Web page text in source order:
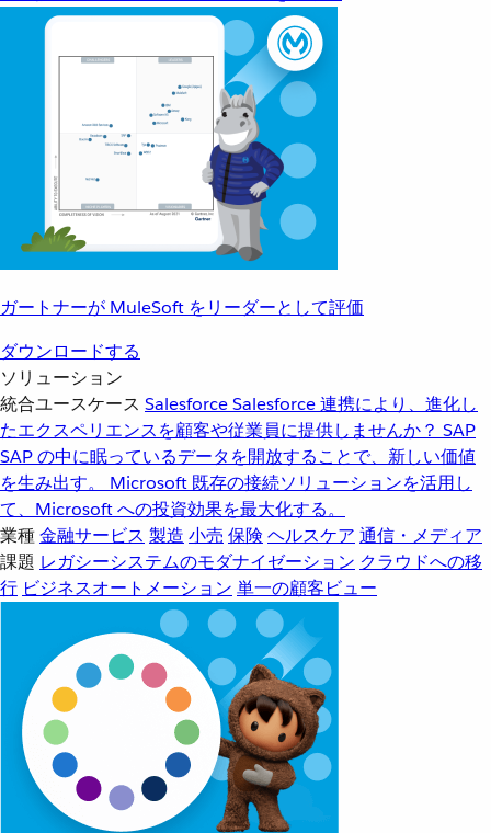
ガートナーが MuleSoft をリーダーとして評価
ダウンロードする
ソリューション
統合ユースケース SalesforceSalesforce 連携により、進化し
たエクスペリエンスを顧客や従業員に提供しませんか？ SAP
SAP の中に眠っているデータを開放することで、新しい価値
を生み出す。
Microsoft 既存の接続ソリューションを活用し
て、Microsoft への投資効果を最大化する。
業種金融サービス 製造 小売 保険 ヘルスケア 通信・メディア
課題 レガシーシステムのモダナイゼーション クラウドへの移
行 ビジネスオートメーション 単一の顧客ビュー